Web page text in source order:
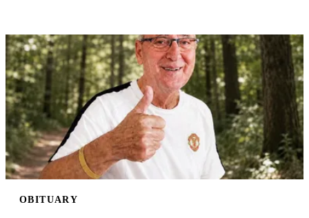
OBITUARY